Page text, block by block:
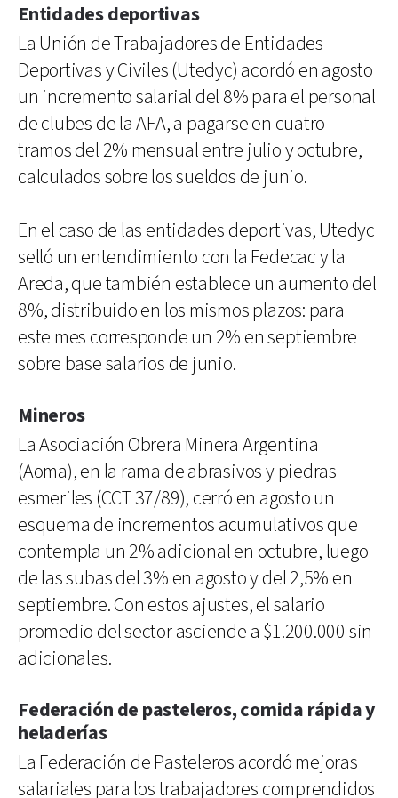
Entidades deportivas
La Unión de Trabajadores de Entidades
Deportivas y Civiles (Utedyc) acordó en agosto
un incremento salarial del 8% para el personal
de clubes de la AFA, a pagarse en cuatro
tramos del 2% mensual entre julio y octubre,
calculados sobre los sueldos de junio.
En el caso de las entidades deportivas, Utedyc
selló un entendimiento con la Fedecac y la
Areda, que también establece un aumento del
8%, distribuido en los mismos plazos: para
este mes corresponde un 2% en septiembre
sobre base salarios de junio.
Mineros
La Asociación Obrera Minera Argentina
(Aoma), en la rama de abrasivos y piedras
esmeriles (CCT 37/89), cerró en agosto un
esquema de incrementos acumulativos que
contempla un 2% adicional en octubre, luego
de las subas del 3% en agosto y del 2,5% en
septiembre. Con estos ajustes, el salario
promedio del sector asciende a $1.200.000 sin
adicionales.
Federación de pasteleros, comida rápida y
heladerías
La Federación de Pasteleros acordó mejoras
salariales para los trabajadores comprendidos